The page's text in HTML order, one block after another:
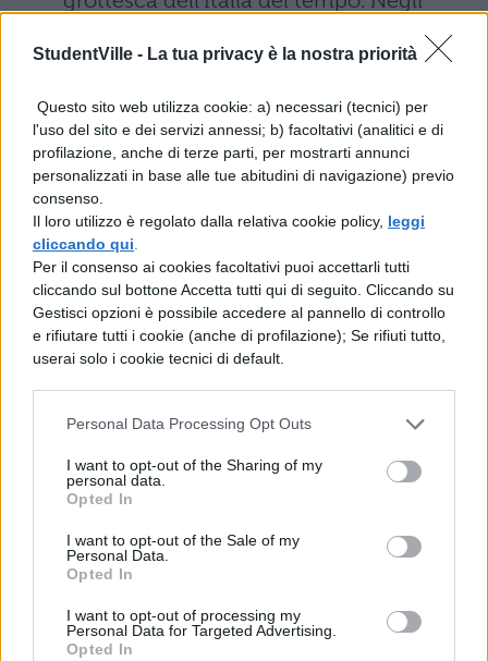
StudentVille - La tua privacy è la nostra priorità
Questo sito web utilizza cookie: a) necessari (tecnici) per
l'uso del sito e dei servizi annessi; b) facoltativi (analitici e di
profilazione, anche di terze parti, per mostrarti annunci
personalizzati in base alle tue abitudini di navigazione) previo
consenso.
Il loro utilizzo è regolato dalla relativa cookie policy, leggi
cliccando qui
Per il consenso ai cookies facoltativi puoi accettarli tutti
cliccando sul bottone Accetta tutti qui di seguito. Cliccando su
Gestisci opzioni è possibile accedere al pannello di controllo
e rifiutare tutti i cookie (anche di profilazione); Se rifiuti tutto,
userai solo i cookie tecnici di default.
Personal Data Processing Opt Outs
I want to opt-out of the Sharing of my
personal data.
Opted In
I want to opt-out of the Sale of my
Personal Data.
Opted In
I want to opt-out of processing my
Personal Data for Targeted Advertising.
Opted In
(1944), i primi capitoli di
Quer pasticciaccio brutto de via
Merulana (1946), portato a termine in
seguito. Gadda si trasferisce Roma, dove
dal 1950 lavora stabilmente ai
programmi radiofonici della RAI.
La produzione matura di Gadda.
Scrive ancora:Le novelle del ducato in
fiamme, 1953;Accoppiamenti
romanzi precedenti
: nel 1957 venne
pubblicatoQuer pasticciaccio brutto
de via Merulana
romanzo giallo ambientato nei primi
anni del fascismo che era già apparso in
una prima versione nel 1946-1947 sulla
rivista Letteratura. Da quest’opera nel